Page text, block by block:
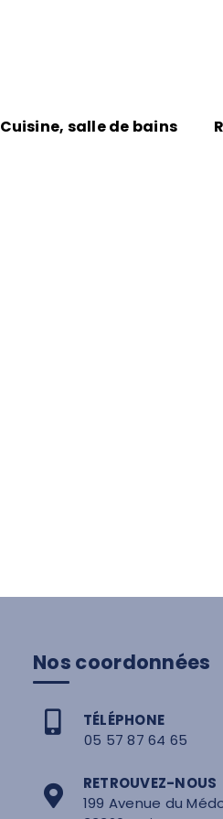
Cuisine, salle de bains
Nos coordonnées
TÉLÉPHONE
05 57 87 64 65
RETROUVEZ-NOUS
199 Avenue du